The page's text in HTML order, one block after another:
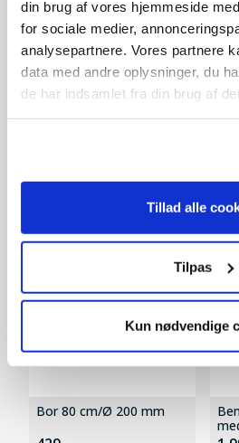
din brug af vores hjemmeside
for sociale medier,
analysepartnere. Vores partnere
data med andre oplysninger, du
de har indsamlet fra din brug af
Tillad alle
Tilpas
Kun nødvendige
Bor 80 cm/Ø 100 mm
319,-
På lager
Bor 80 cm/Ø 200 mm